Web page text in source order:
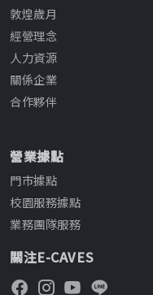
敦煌歲月
經營理念
人力資源
關係企業
合作夥伴
營業據點
門市據點
校園服務據點
業務團隊服務
關注E-CAVES